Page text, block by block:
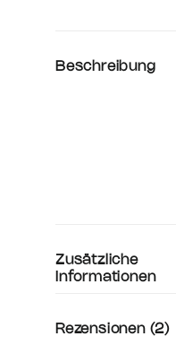
Beschreibung
Zusätzliche
Informationen
Rezensionen (2)